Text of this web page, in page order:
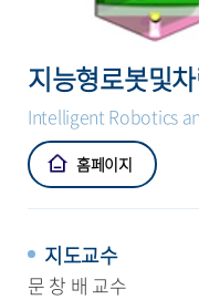
지능형로봇및
Intelligent Robotics
홈페이지
지도교수
문 창 배 교수